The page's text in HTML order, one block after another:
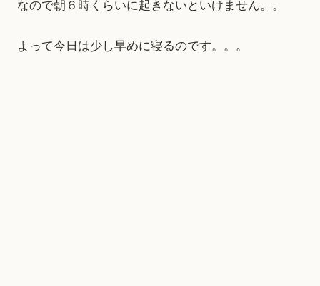
なので朝６時くらいに起きないといけません。。
よって今日は少し早めに寝るのです。。。